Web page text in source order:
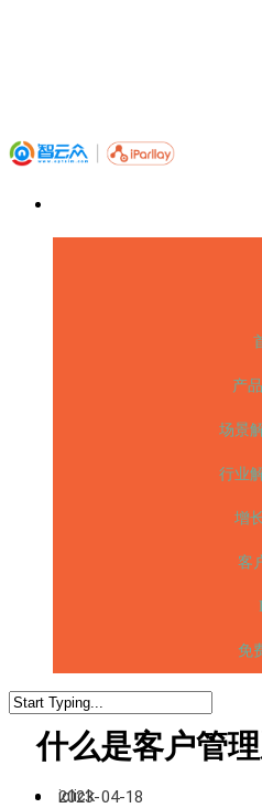
产
场景
行业
增
客
免
什么是客户管
iclick
2023-04-18